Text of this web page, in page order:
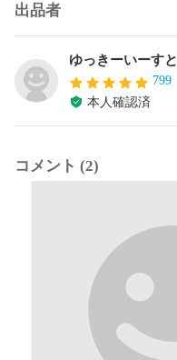
出品者
ゆっきーいーすと
799
本人確認済
コメント (2)